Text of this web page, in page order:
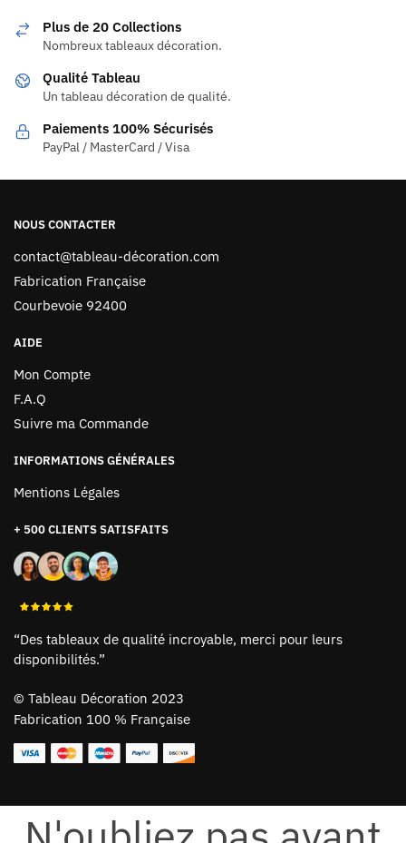
Plus de 20 Collections
Nombreux tableaux décoration.
Qualité Tableau
Un tableau décoration de qualité.
Paiements 100% Sécurisés
PayPal / MasterCard / Visa
NOUS CONTACTER
contact@tableau-décoration.com
Fabrication Française
Courbevoie 92400
AIDE
Mon Compte
F.A.Q
Suivre ma Commande
INFORMATIONS GÉNÉRALES
Mentions Légales
+ 500 CLIENTS SATISFAITS
“Des tableaux de qualité incroyable, merci pour leurs
disponibilités.”
© Tableau Décoration 2023
Fabrication 100 % Française